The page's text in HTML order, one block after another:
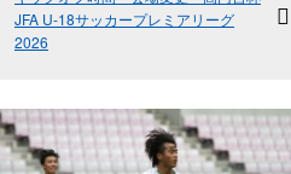
JFA U-18サッカープレミアリーグ
2026